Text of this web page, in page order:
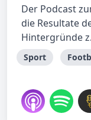
Der Podcast
die Resultate
Hintergründe
Sport